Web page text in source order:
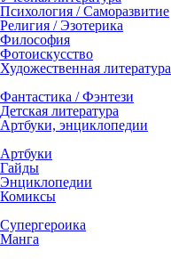
Психология / Саморазвитие
Религия / Эзотерика
Философия
Фотоискусство
Художественная литература
Фантастика / Фэнтези
Детская литература
Артбуки, энциклопедии
Артбуки
Гайды
Энциклопедии
Комиксы
Супергероика
Манга